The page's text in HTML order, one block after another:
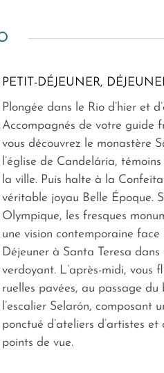
PETIT-DÉJEUNER,
Plongée dans le Rio d’hier et
Accompagnés de votre guide
vous découvrez le monastère
l’église de Candelária,
la ville. Puis halte à la
véritable joyau Belle Époque.
Olympique, les fresques
une vision contemporaine
Déjeuner à Santa Teresa dans
verdoyant. L’après-midi, vous
ruelles pavées, au passage du
l’escalier Selarón, composant
ponctué d’ateliers d’artistes et
points de vue.